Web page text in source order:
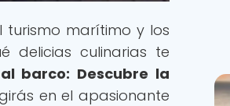
marítimo y los
delicias culinarias te
barco: Descubre la
en el apasionante